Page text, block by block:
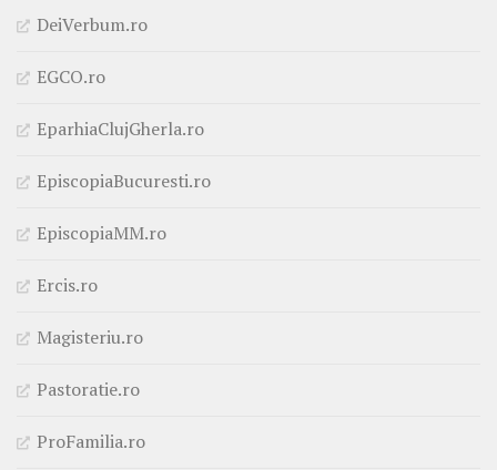
DeiVerbum.ro
EGCO.ro
EparhiaClujGherla.ro
EpiscopiaBucuresti.ro
EpiscopiaMM.ro
Ercis.ro
Magisteriu.ro
Pastoratie.ro
ProFamilia.ro